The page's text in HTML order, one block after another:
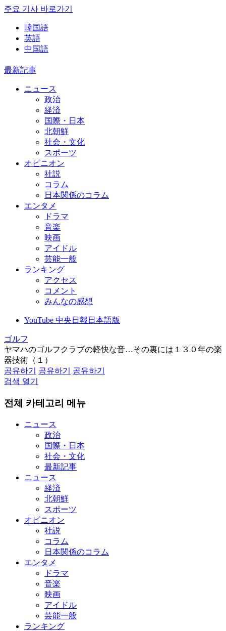
주요 기사 바로가기
韓国語
英語
中国語
最新記事
ニュース
政治
経済
国際・日本
北朝鮮
社会・文化
スポーツ
オピニオン
社説
コラム
日本関係のコラム
エンタメ
ドラマ
音楽
映画
アイドル
芸能一般
ランキング
アクセス
コメント
みんなの感想
YouTube 中央日報日本語版
ゴルフ
ヤマハのゴルフクラブの軽快な音…その裏には１３０年の楽
器技術（１）
공유하기
공유하기
공유하기
검색 열기
전체 카테고리 메뉴
ニュース
政治
国際・日本
社会・文化
最新記事
ニュース
経済
北朝鮮
スポーツ
オピニオン
社説
コラム
日本関係のコラム
エンタメ
ドラマ
音楽
映画
アイドル
芸能一般
ランキング